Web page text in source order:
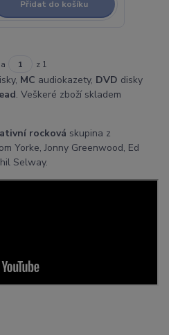
Přidat do košíku
z 1
MC audiokazety, DVD disky
. Veškeré zboží skladem
rocková skupina z
Yorke, Jonny Greenwood, Ed
Selway.